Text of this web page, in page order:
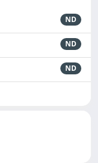
ND
ND
ND